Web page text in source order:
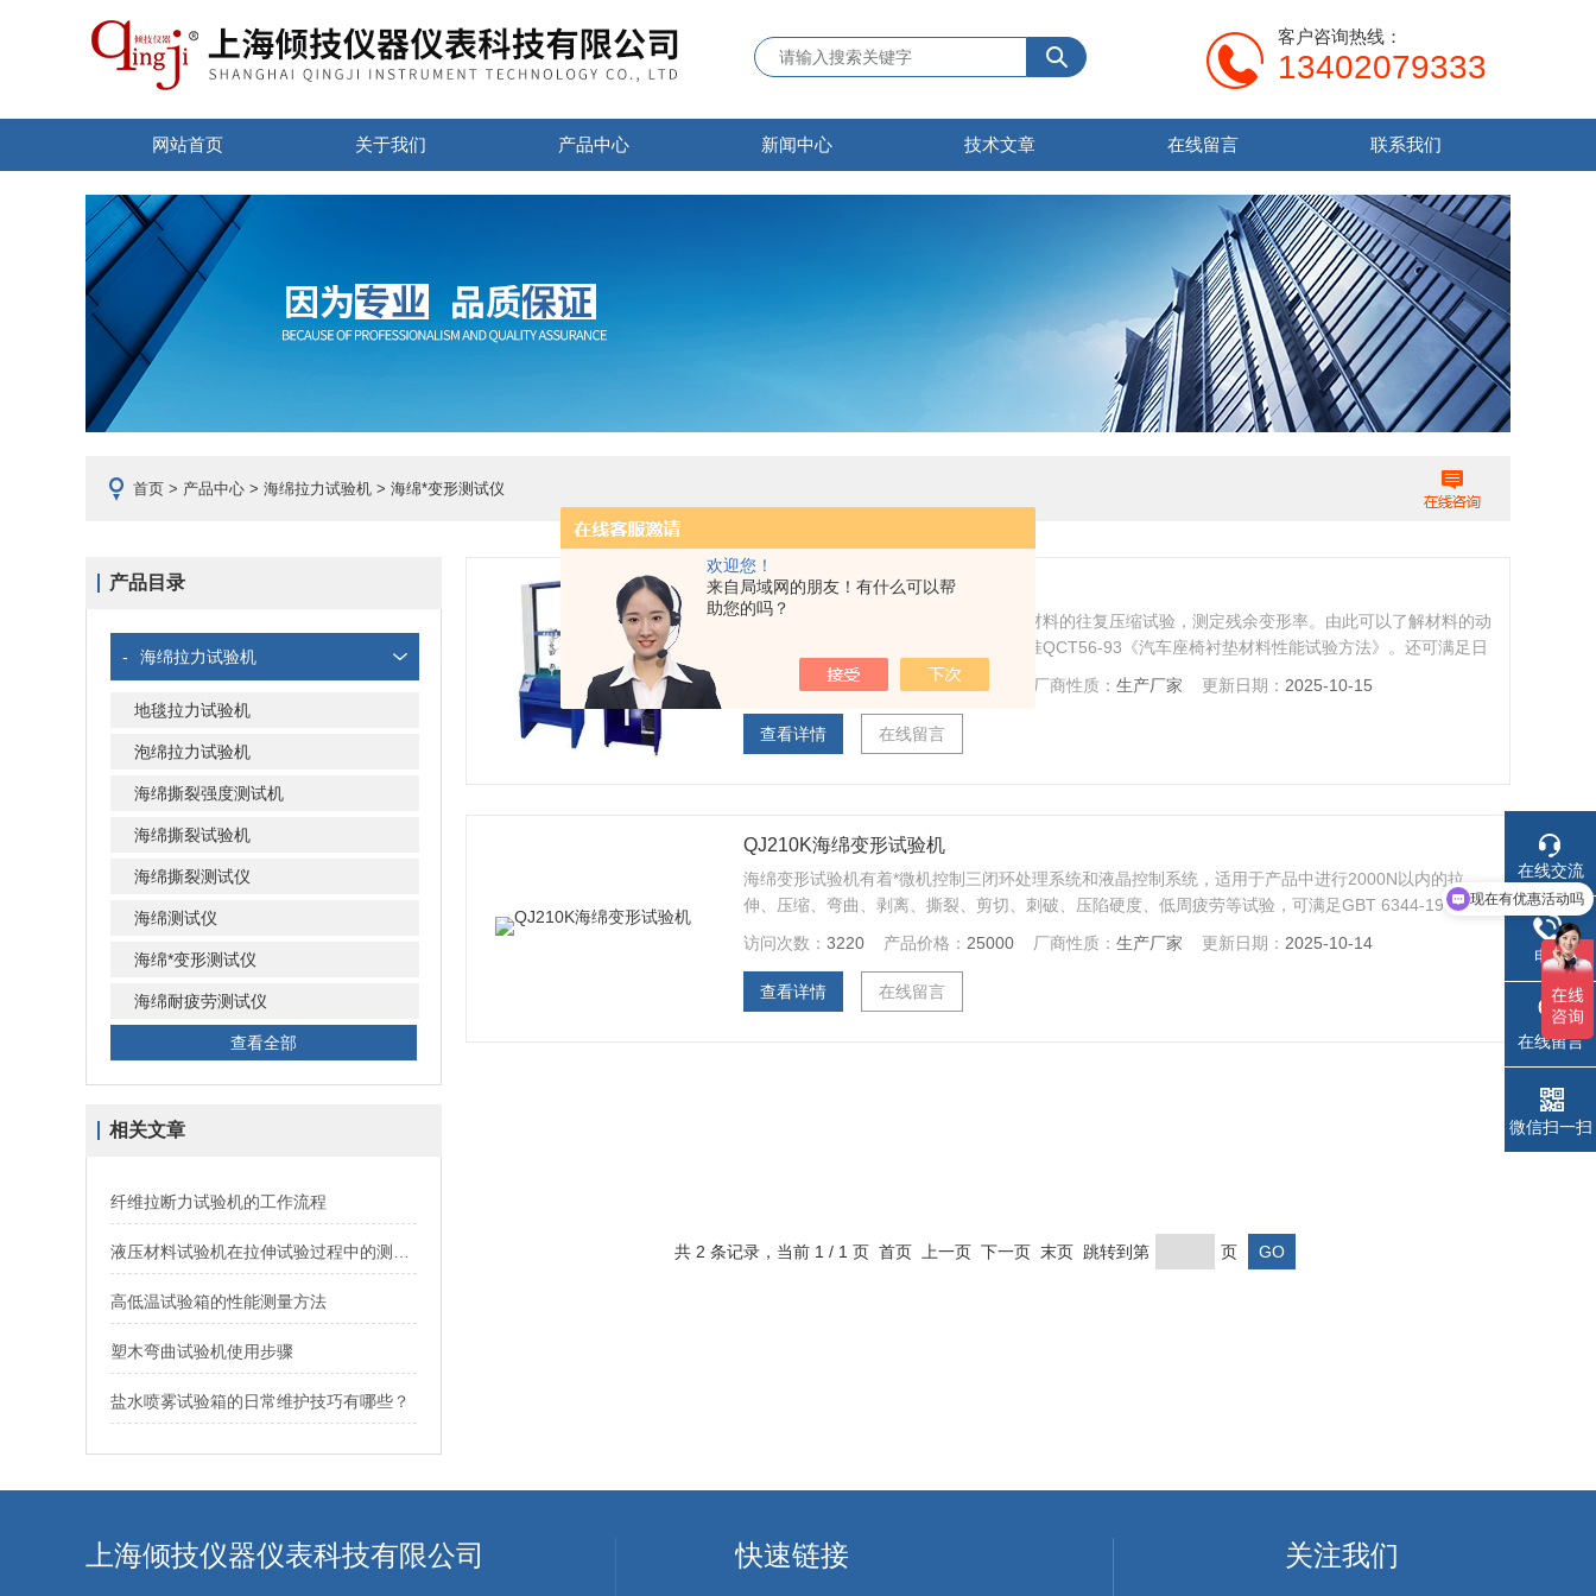
欢迎您！
来自局域网的朋友！有什么可以帮
助您的吗？
客户咨询热线：
13402079333
网站首页 关于我们 产品中心 新闻中心 技术文章 在线留言 联系我们
首页 > 产品中心 > 海绵拉力试验机 > 海绵*变形测试仪
产品目录
- 海绵拉力试验机
地毯拉力试验机
泡绵拉力试验机
海绵撕裂强度测试机
海绵撕裂试验机
海绵撕裂测试仪
海绵测试仪
海绵*变形测试仪
海绵耐疲劳测试仪
查看全部
相关文章
纤维拉断力试验机的工作流程
高低温试验箱的性能测量方法
塑木弯曲试验机使用步骤
盐水喷雾试验箱的日常维护技巧有哪些？
QJ210K海绵疲劳压陷测试仪
海绵疲劳压陷测试仪主要用于泡沫聚合材料的往复压缩试验，测定残余变形率。由此可以了解材料的动
态疲劳特性。可以满足我国汽车工业标准QCT56-93《汽车座椅衬垫材料性能试验方法》。还可满足日
本汽车工业标准JASOB408-84等国外标准的要求。测试次数及显示力值及冲击频率可以自由设置，整
访问次数：3581 产品价格： 厂商性质：生产厂家 更新日期： 2025-10-15
查看详情 在线留言
QJ210K海绵变形试验机
海绵变形试验机有着*微机控制三闭环处理系统和液晶控制系统，适用于产品中进行2000N以内的拉
伸、压缩、弯曲、剥离、撕裂、剪切、刺破、压陷硬度、低周疲劳等试验，可满足GBT 6344-1996软质
泡沫聚合物材料拉伸强度和断裂伸长率的测定、GBT 10807-2006 软质泡沫聚合材料硬度的测定（压陷
法）、GB20467-2006-T 软质泡沫聚合材料模压和挤出海绵胶制品成品的压缩性能试验等。
访问次数：3220 产品价格： 25000 厂商性质：生产厂家 更新日期： 2025-10-14
查看详情 在线留言
共 2 条记录，当前 1 / 1 页 首页 上一页 下一页 末页 跳转到第 页
上海倾技仪器仪表科技有限公司 快速链接 关注我们
在线交流
电话
在线留言
微信扫一扫
可以介绍下你们的产品么
现在有优惠活动吗